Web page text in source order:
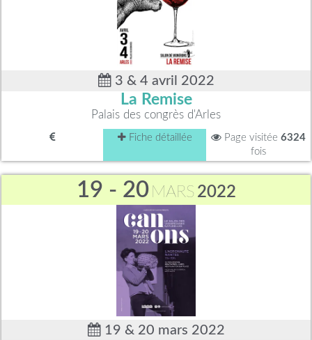
3 & 4 avril 2022
La Remise
Palais des congrès d'Arles
Fiche détaillée Page visitée 6324
fois
19 - 20 MARS 2022
19 & 20 mars 2022